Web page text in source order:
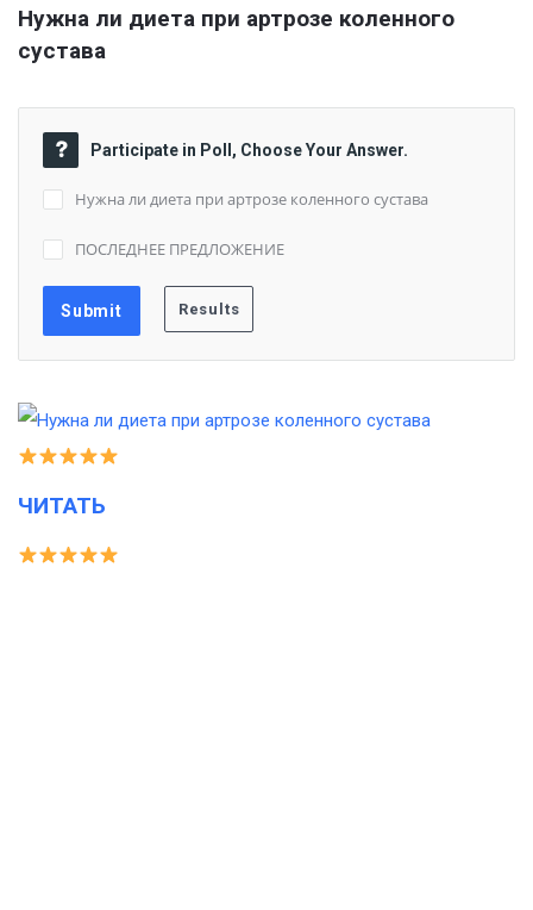
Нужна ли диета при артрозе коленного
сустава
Participate in Poll, Choose Your Answer.
Нужна ли диета при артрозе коленного сустава
ПОСЛЕДНЕЕ ПРЕДЛОЖЕНИЕ
ЧИТАТЬ